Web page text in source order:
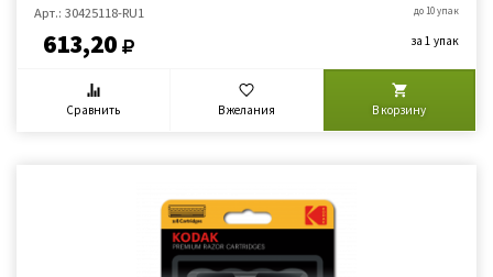
Арт.: 30425118-RU1
613,20
до 10 упак
за 1 упак
Сравнить В желания В корзину